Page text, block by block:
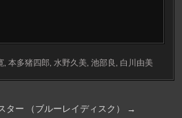
, 本多猪四郎 水野久美, 池部良 白川由美
ター （ブルーレイディスク） →